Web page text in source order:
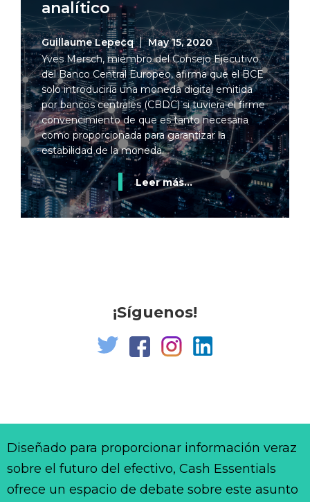
analítico
Guillaume Lepecq
May 15, 2020
Yves Mersch, miembro del Consejo Ejecutivo
del Banco Central Europeo, afirma que el BCE
solo introduciría una moneda digital emitida
por bancos centrales (CBDC) si tuviera el firme
convencimiento de que es tanto necesaria
como proporcionada para garantizar la
estabilidad de la moneda.
Leer más...
¡Síguenos!
Diseñado para proporcionar información veraz
sobre el futuro del efectivo, Cash Essentials
ofrece un espacio de debate sobre este asunto